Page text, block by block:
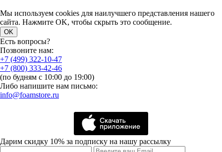
Мы используем cookies для наилучшего представления нашего
сайта. Нажмите OK, чтобы скрыть это сообщение.
OK
Есть вопросы?
Позвоните нам:
+7 (499) 322-10-47
+7 (800) 333-42-46
(по будням с 10:00 до 19:00)
Либо напишите нам письмо:
info@foamstore.ru
Дарим скидку 10% за подписку на нашу рассылку